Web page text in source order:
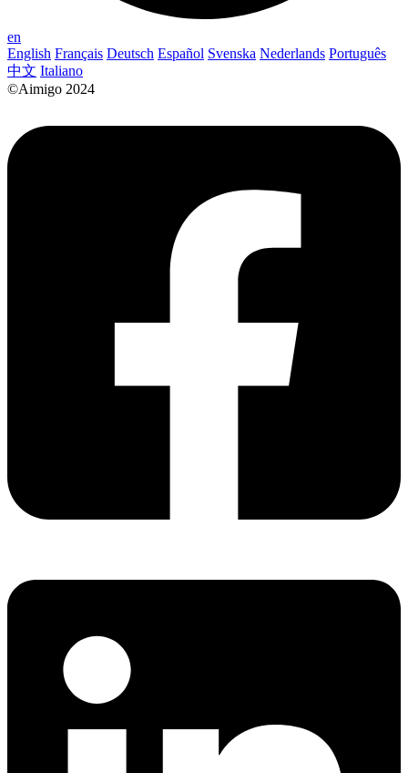
en
English Français Deutsch Español Svenska Nederlands Português
中文 Italiano
©Aimigo 2024